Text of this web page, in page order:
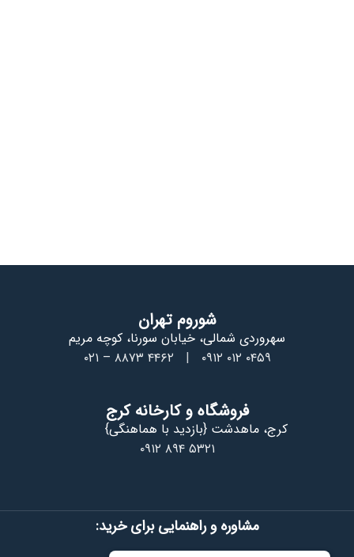
شوروم تهران
سهروردی شمالی، خیابان سورنا، کوچه مریم
۰۲۱ – ۸۸۷۳ ۴۴۶۲ | ۰۹۱۲ ۰۱۲ ۰۴۵۹
فروشگاه و کارخانه کرج
کرج، ماهدشت {بازدید با هماهنگی}
۰۹۱۲ ۸۹۴ ۵۳۲۱
مشاوره و راهنمایی برای خرید: